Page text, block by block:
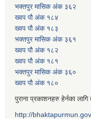
भक्तपुर मासिक अंक ३६२
ख्वप पौ अंक १८४
ख्वप पौ अंक १८३
भक्तपुर मासिक अंक ३६१
ख्वप पौ अंक १८२
ख्वप पौ अंक १८१
भक्तपुर मासिक अंक ३६०
ख्वप पौ अंक १८०
पुराना प्रकाशनहरु हेर्नका
http://